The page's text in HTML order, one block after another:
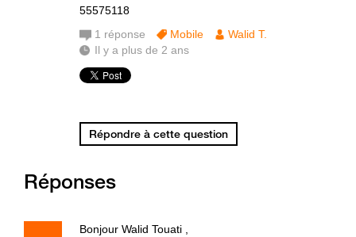
55575118
1 réponse Mobile
Walid T.
Il y a plus de 2 ans
Répondre à cette question
Réponses
Bonjour Walid Touati ,